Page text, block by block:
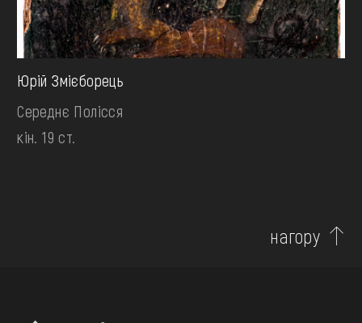
Юрій Змієборець
Середнє Полісся
кін. 19 ст.
нагору